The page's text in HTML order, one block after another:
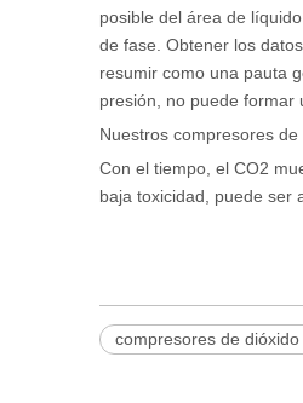
posible del área de
de fase. Obtener los
resumir como una pauta
presión, no puede formar
Nuestros compresores
Con el tiempo, el CO2
baja toxicidad, puede ser
compresores de